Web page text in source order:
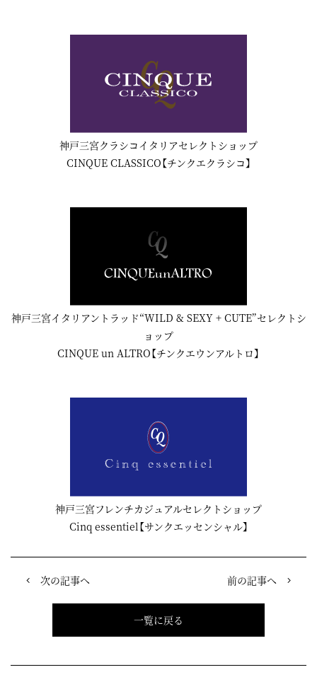
神戸三宮クラシコイタリアセレクトショップ
CINQUE CLASSICO【チンクエクラシコ】
神戸三宮イタリアントラッド“WILD & SEXY + CUTE”セレクトシ
ョップ
CINQUE un ALTRO【チンクエウンアルトロ】
神戸三宮フレンチカジュアルセレクトショップ
Cinq essentiel【サンクエッセンシャル】
前の記事へ
次の記事へ
一覧に戻る